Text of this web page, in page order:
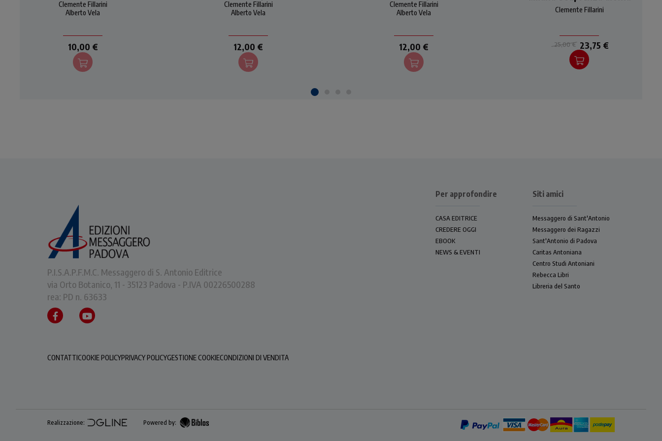
introduzioni, commenti e
Clemente Fillarini
Alberto Vela
10,00 €
introduzioni, commenti e
Clemente Fillarini
Alberto Vela
12,00 €
introduzioni, commenti e
Clemente Fillarini
Alberto Vela
12,00 €
ognuna da una breve
Clemente Fillarini
25,00 € 23,75 €
P.I.S.A.P.F.M.C. Messaggero di S. Antonio Editrice
via Orto Botanico, 11 - 35123 Padova - P.IVA 00226500288
rea: PD n. 63633
CONTATTICOOKIE POLICYPRIVACY POLICYGESTIONE COOKIECONDIZIONI DI VENDITA
Per approfondire
CASA EDITRICE
CREDERE OGGI
EBOOK
NEWS & EVENTI
Siti amici
Messaggero di Sant'Antonio
Messaggero dei Ragazzi
Sant'Antonio di Padova
Caritas Antoniana
Centro Studi Antoniani
Rebecca Libri
Libreria del Santo
Realizzazione: Powered by: